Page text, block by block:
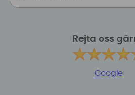
Rejta oss
Google